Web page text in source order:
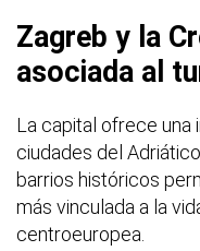
Zagreb y la
asociada al
La capital ofrece una
ciudades del
barrios históricos
más vinculada a la
centroeuropea.